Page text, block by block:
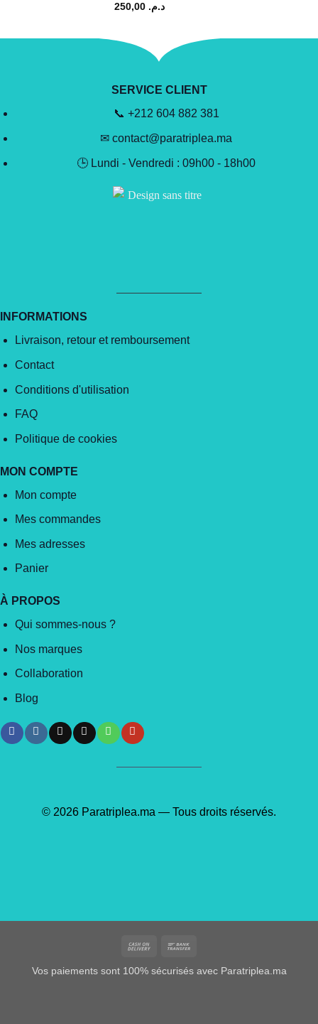
د.م. 250,00
SERVICE CLIENT
📞 +212 604 882 381
✉ contact@paratriplea.ma
🕒 Lundi - Vendredi : 09h00 - 18h00
INFORMATIONS
Livraison, retour et remboursement
Contact
Conditions d'utilisation
FAQ
Politique de cookies
MON COMPTE
Mon compte
Mes commandes
Mes adresses
Panier
À PROPOS
Qui sommes-nous ?
Nos marques
Collaboration
Blog
© 2026 Paratriplea.ma — Tous droits réservés.
Cash
Delivery
Vos paiements sont 100% sécurisés avec Paratriplea.ma